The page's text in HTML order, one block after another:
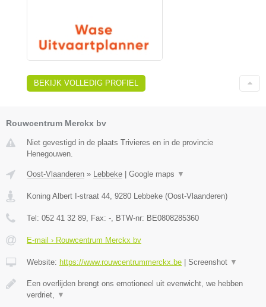
BEKIJK VOLLEDIG PROFIEL
Rouwcentrum Merckx bv
Niet gevestigd in de plaats Trivieres en in de provincie
Henegouwen.
Oost-Vlaanderen » Lebbeke | Google maps ▼
Koning Albert I-straat 44 9280 Lebbeke (Oost-Vlaanderen)
Tel: 052 41 32 89 , Fax: - , BTW-nr: BE0808285360
E-mail › Rouwcentrum Merckx bv
Website: https://www.rouwcentrummerckx.be | Screenshot ▼
Een overlijden brengt ons emotioneel uit evenwicht, we hebben
verdriet,
▼